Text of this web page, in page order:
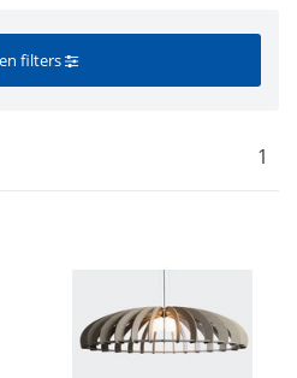
filters
1